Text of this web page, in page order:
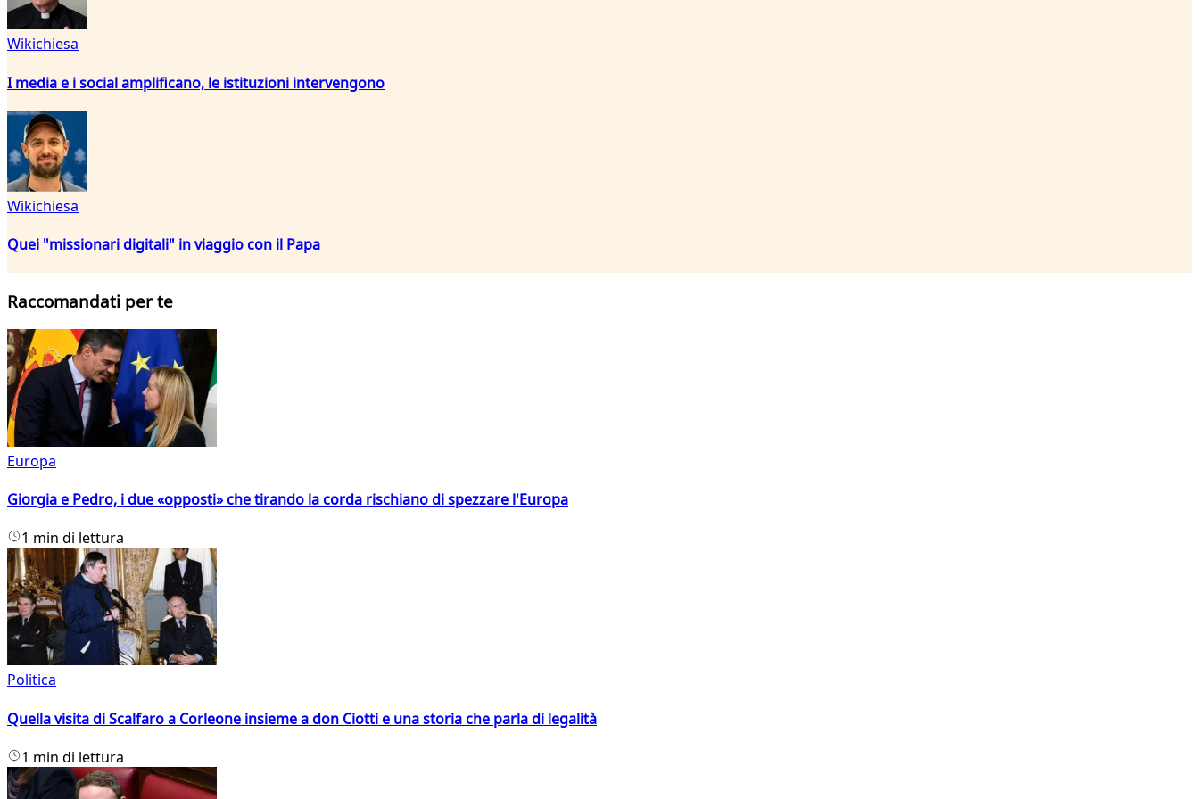
Wikichiesa
I media e i social amplificano, le istituzioni intervengono
Wikichiesa
Quei "missionari digitali" in viaggio con il Papa
Raccomandati per te
Europa
Giorgia e Pedro, i due «opposti» che tirando la corda rischiano di spezzare l'Europa
1 min di lettura
Politica
Quella visita di Scalfaro a Corleone insieme a don Ciotti e una storia che parla di legalità
1 min di lettura